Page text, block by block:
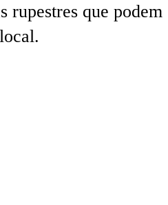
rupestres que podem